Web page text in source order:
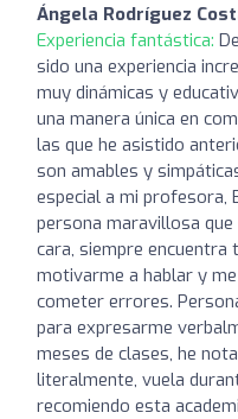
Ángela Rodríguez
Experiencia fantástica:
sido una experiencia
muy dinámicas y
una manera única en
las que he asistido
son amables y
especial a mi profesora,
persona maravillosa
cara, siempre encuentra
motivarme a hablar y
cometer errores.
para expresarme
meses de clases, he
literalmente, vuela
recomiendo esta